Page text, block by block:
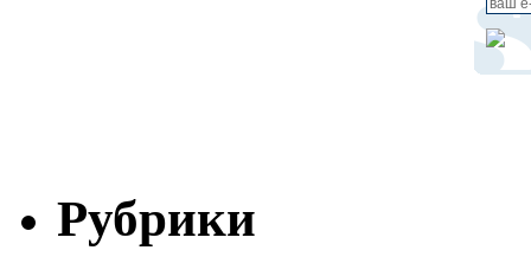
Рубрики